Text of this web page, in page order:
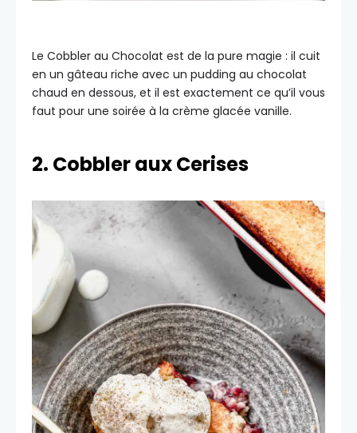
Le Cobbler au Chocolat est de la pure magie : il cuit
en un gâteau riche avec un pudding au chocolat
chaud en dessous, et il est exactement ce qu’il vous
faut pour une soirée à la crème glacée vanille.
2. Cobbler aux Cerises